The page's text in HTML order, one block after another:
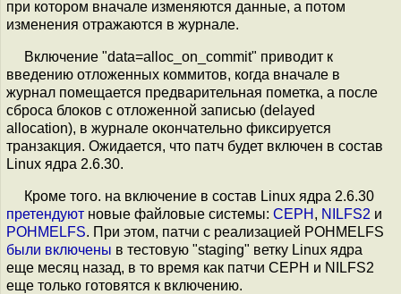
при котором вначале изменяются данные, а потом
изменения отражаются в журнале.
Включение "data=alloc_on_commit" приводит к
введению отложенных коммитов, когда вначале в
журнал помещается предварительная пометка, а после
сброса блоков с отложенной записью (delayed
allocation), в журнале окончательно фиксируется
транзакция. Ожидается, что патч будет включен в состав
Linux ядра 2.6.30.
Кроме того. на включение в состав Linux ядра 2.6.30
претендуют новые файловые системы: CEPH , NILFS2 и
POHMELFS. При этом, патчи с реализацией POHMELFS
были включены в тестовую "staging" ветку Linux ядра
еще месяц назад, в то время как патчи CEPH и NILFS2
еще только готовятся к включению.